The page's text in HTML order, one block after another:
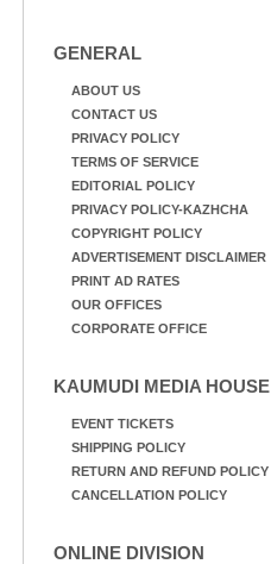
GENERAL
ABOUT US
CONTACT US
PRIVACY POLICY
TERMS OF SERVICE
EDITORIAL POLICY
PRIVACY POLICY-KAZHCHA
COPYRIGHT POLICY
ADVERTISEMENT DISCLAIMER
PRINT AD RATES
OUR OFFICES
CORPORATE OFFICE
KAUMUDI MEDIA HOUSE
EVENT TICKETS
SHIPPING POLICY
RETURN AND REFUND POLICY
CANCELLATION POLICY
ONLINE DIVISION